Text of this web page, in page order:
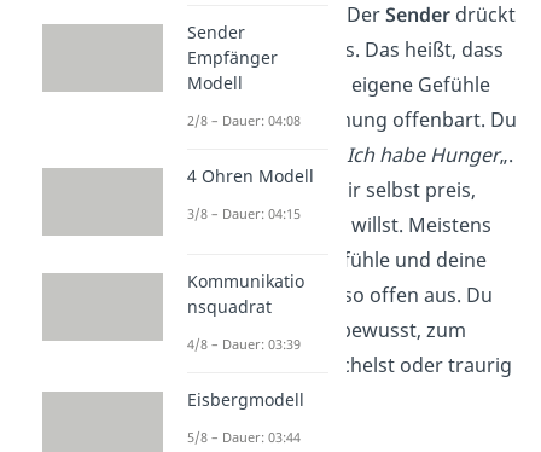
. DerSenderdrückt
damitSymptome
aus. Das heißt, dass
er mit jeder Aussage eigene Gefühle
oder die eigene Meinung offenbart. Du
Ich habe Hunger„.
Du gibst somit von dir selbst preis,
dass du etwas essen willst. Meistens
drückst du deine Gefühle und deine
Meinung aber nicht so offen aus. Du
machst das eher unbewusst, zum
Beispiel indem du lächelst oder traurig
schaust.
Sender
Empfänger
Modell
2/8 – Dauer: 04:08
4 Ohren Modell
3/8 – Dauer: 04:15
Kommunikatio
nsquadrat
4/8 – Dauer: 03:39
Eisbergmodell
5/8 – Dauer: 03:44